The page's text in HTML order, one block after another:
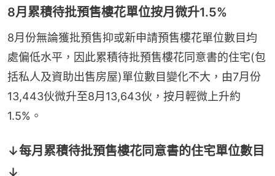
8月累積待批預售樓花單位按月微升1.5%
8月份無論獲批預售抑或新申請預售樓花單位數目均
處偏低水平，因此累積待批預售樓花同意書的住宅(包
括私人及資助出售房屋)單位數目變化不大，由7月份
13,443伙微升至8月13,643伙，按月輕微上升約
1.5%。
↓每月累積待批預售樓花同意書的住宅單位數目
↓